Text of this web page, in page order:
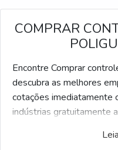
COMPRAR
Encontre Comprar
descubra as melhores
cotações imediatamente
indústrias gratuitamente
Desenvolvido para